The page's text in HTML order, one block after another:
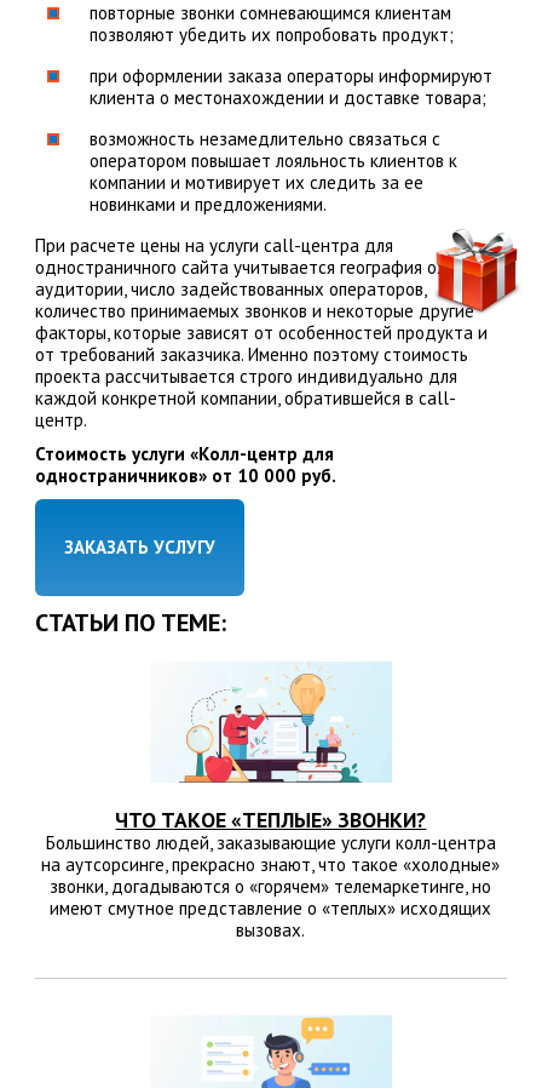
повторные звонки сомневающимся клиентам
позволяют убедить их попробовать продукт;
при оформлении заказа операторы информируют
клиента о местонахождении и доставке товара;
возможность незамедлительно связаться с
оператором повышает лояльность клиентов к
компании и мотивирует их следить за ее
новинками и предложениями.
При расчете цены на услуги call-центра для
одностраничного сайта учитывается география охвата
аудитории, число задействованных операторов,
количество принимаемых звонков и некоторые другие
факторы, которые зависят от особенностей продукта и
от требований заказчика. Именно поэтому стоимость
проекта рассчитывается строго индивидуально для
каждой конкретной компании, обратившейся в call-
центр.
Стоимость услуги «Колл-центр для
одностраничников» от 10 000 руб.
ЗАКАЗАТЬ УСЛУГУ
СТАТЬИ ПО ТЕМЕ:
ЧТО ТАКОЕ «ТЕПЛЫЕ» ЗВОНКИ?
Большинство людей, заказывающие услуги колл-центра
на аутсорсинге, прекрасно знают, что такое «холодные»
звонки, догадываются о «горячем» телемаркетинге, но
имеют смутное представление о «теплых» исходящих
вызовах.